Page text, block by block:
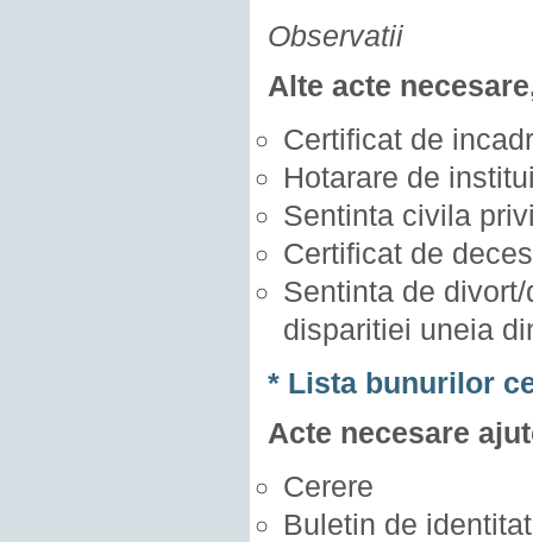
Observatii
Alte acte
Certificat de
Hotarare de
Sentinta civila
Certificat de deces
Sentinta de
disparitiei uneia
* Lista bunurilor
Acte necesare
Cerere
Buletin de